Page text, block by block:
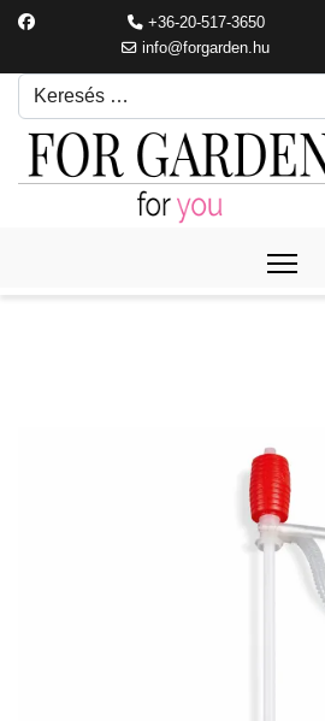
+36-20-517-3650
info@forgarden.hu
Keresés
Írjon be egy keresési kifejezést.